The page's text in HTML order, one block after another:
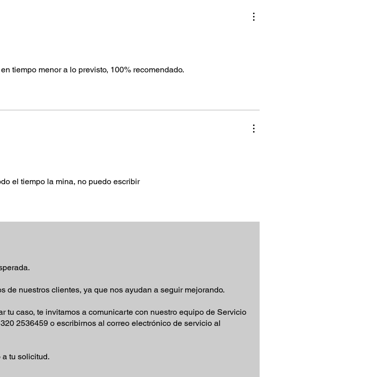
tiempo menor a lo previsto, 100% recomendado.
el tiempo la mina, no puedo escribir
de nuestros clientes, ya que nos ayudan a seguir mejorando.
tu caso, te invitamos a comunicarte con nuestro equipo de Servicio
2536459 o escribirnos al correo electrónico de servicio al
tu solicitud.